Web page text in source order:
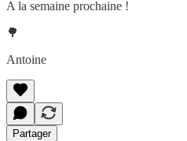
A la semaine prochaine !
🌳
Antoine
Partager